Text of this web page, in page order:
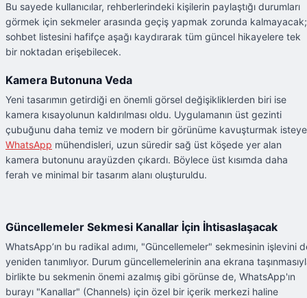
Bu sayede kullanıcılar, rehberlerindeki kişilerin paylaştığı durumları
görmek için sekmeler arasında geçiş yapmak zorunda kalmayacak;
sohbet listesini hafifçe aşağı kaydırarak tüm güncel hikayelere tek
bir noktadan erişebilecek.
Kamera Butonuna Veda
Yeni tasarımın getirdiği en önemli görsel değişikliklerden biri ise
kamera kısayolunun kaldırılması oldu. Uygulamanın üst gezinti
çubuğunu daha temiz ve modern bir görünüme kavuşturmak
WhatsApp mühendisleri, uzun süredir sağ üst köşede yer alan
kamera butonunu arayüzden çıkardı. Böylece üst kısımda daha
ferah ve minimal bir tasarım alanı oluşturuldu.
Güncellemeler Sekmesi Kanallar İçin İhtisaslaşacak
WhatsApp’ın bu radikal adımı, "Güncellemeler" sekmesinin işlevini
yeniden tanımlıyor. Durum güncellemelerinin ana ekrana
birlikte bu sekmenin önemi azalmış gibi görünse de, WhatsApp'ın
burayı "Kanallar" (Channels) için özel bir içerik merkezi haline